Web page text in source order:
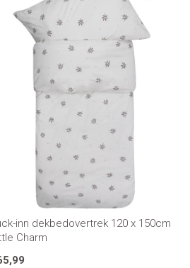
inn dekbedovertrek 120 x 150cm
Charm